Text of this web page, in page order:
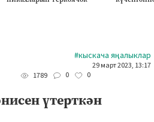
#кыскача яңалыклар
29 март 2023, 13:17
1789
0 0
үтерткән